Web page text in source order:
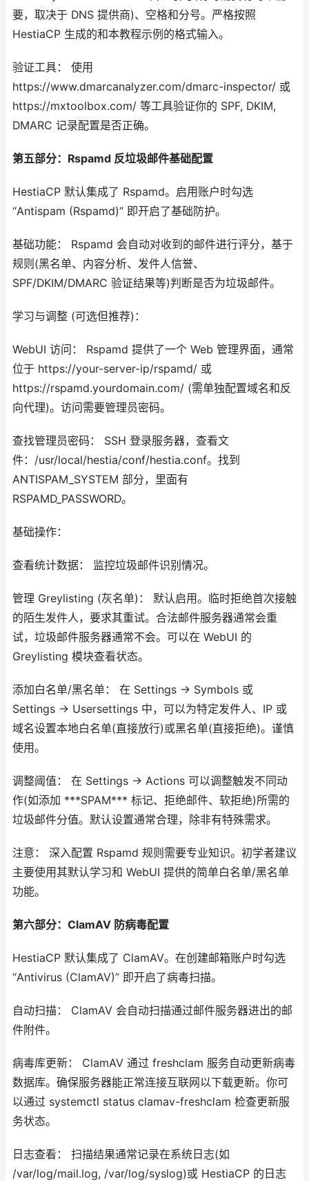
要，取决于 DNS 提供商)、空格和分号。严格按照
HestiaCP 生成的和本教程示例的格式输入。
验证工具： 使用
https://www.dmarcanalyzer.com/dmarc-inspector/ 或
https://mxtoolbox.com/ 等工具验证你的 SPF, DKIM,
DMARC 记录配置是否正确。
第五部分：Rspamd 反垃圾邮件基础配置
HestiaCP 默认集成了 Rspamd。启用账户时勾选
“Antispam (Rspamd)” 即开启了基础防护。
基础功能： Rspamd 会自动对收到的邮件进行评分，基于
规则(黑名单、内容分析、发件人信誉、
SPF/DKIM/DMARC 验证结果等)判断是否为垃圾邮件。
学习与调整 (可选但推荐)：
WebUI 访问： Rspamd 提供了一个 Web 管理界面，通常
位于 https://your-server-ip/rspamd/ 或
https://rspamd.yourdomain.com/ (需单独配置域名和反
向代理)。访问需要管理员密码。
查找管理员密码： SSH 登录服务器，查看文
件：/usr/local/hestia/conf/hestia.conf。找到
ANTISPAM_SYSTEM 部分，里面有
RSPAMD_PASSWORD。
基础操作：
查看统计数据： 监控垃圾邮件识别情况。
管理 Greylisting (灰名单)： 默认启用。临时拒绝首次接触
的陌生发件人，要求其重试。合法邮件服务器通常会重
试，垃圾邮件服务器通常不会。可以在 WebUI 的
Greylisting 模块查看状态。
添加白名单/黑名单： 在 Settings -> Symbols 或
Settings -> Usersettings 中，可以为特定发件人、IP 或
域名设置本地白名单(直接放行)或黑名单(直接拒绝)。谨慎
使用。
调整阈值： 在 Settings -> Actions 可以调整触发不同动
作(如添加 ***SPAM*** 标记、拒绝邮件、软拒绝)所需的
垃圾邮件分值。默认设置通常合理，除非有特殊需求。
注意： 深入配置 Rspamd 规则需要专业知识。初学者建议
主要使用其默认学习和 WebUI 提供的简单白名单/黑名单
功能。
第六部分：ClamAV 防病毒配置
HestiaCP 默认集成了 ClamAV。在创建邮箱账户时勾选
“Antivirus (ClamAV)” 即开启了病毒扫描。
自动扫描： ClamAV 会自动扫描通过邮件服务器进出的邮
件附件。
病毒库更新： ClamAV 通过 freshclam 服务自动更新病毒
数据库。确保服务器能正常连接互联网以下载更新。你可
以通过 systemctl status clamav-freshclam 检查更新服
务状态。
日志查看： 扫描结果通常记录在系统日志(如
/var/log/mail.log, /var/log/syslog)或 HestiaCP 的日志